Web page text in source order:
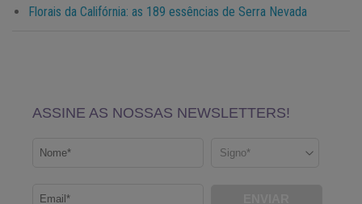
Florais da Califórnia: as 189 essências de Serra Nevada